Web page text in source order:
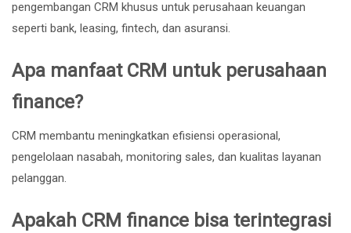
pengembangan CRM khusus untuk perusahaan keuangan
seperti bank, leasing, fintech, dan asuransi.
Apa manfaat CRM untuk perusahaan
finance?
CRM membantu meningkatkan efisiensi operasional,
pengelolaan nasabah, monitoring sales, dan kualitas layanan
pelanggan.
Apakah CRM finance bisa terintegrasi